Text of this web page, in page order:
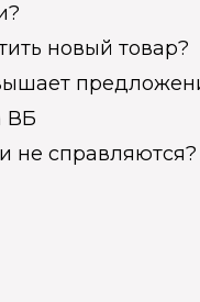
новый товар?
ВБ
не справляются?